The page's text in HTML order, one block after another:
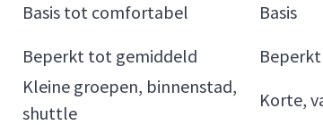
Basis tot comfortabel Basis
Beperkt tot gemiddeld Beperkt
Kleine groepen, binnenstad,
shuttle
Korte,